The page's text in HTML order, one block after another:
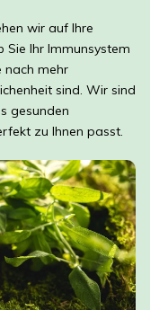
wir auf Ihre
Sie Ihr Immunsystem
nach mehr
sind. Wir sind
gesunden
zu Ihnen passt.